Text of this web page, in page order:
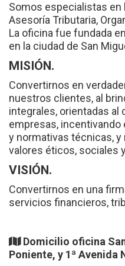
Somos especialistas en
Asesoría Tributaria,
La oficina fue fundada
en la ciudad de San
MISIÓN.
Convertirnos en
nuestros clientes, al
integrales, orientadas
empresas,
y normativas técnicas,
valores éticos, sociales
VISIÓN.
Convertirnos en una
servicios financieros,
Domicilio oficina
Poniente, y 1ª Avenida